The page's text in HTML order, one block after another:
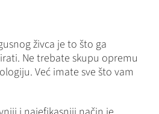
živca je to što ga
Ne trebate skupu opremu
Već imate sve što vam